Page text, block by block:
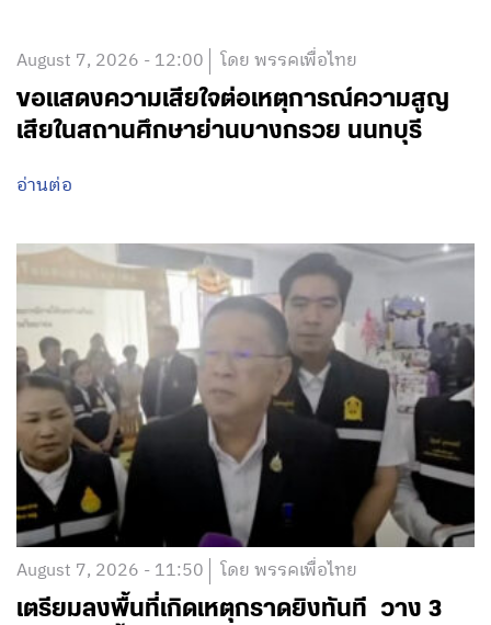
August 7, 2026 - 12:00 โดย พรรคเพื่อไทย
ขอแสดงความเสียใจต่อเหตุการณ์ความสูญ
เสียในสถานศึกษาย่านบางกรวย นนทบุรี
อ่านต่อ
August 7, 2026 - 11:50 โดย พรรคเพื่อไทย
เตรียมลงพื้นที่เกิดเหตุกราดยิงทันที วาง 3